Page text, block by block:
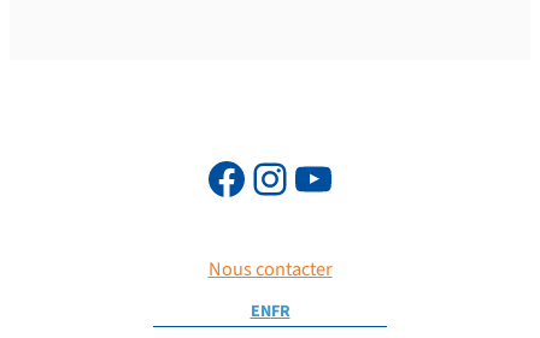
Nous contacter
ENFR